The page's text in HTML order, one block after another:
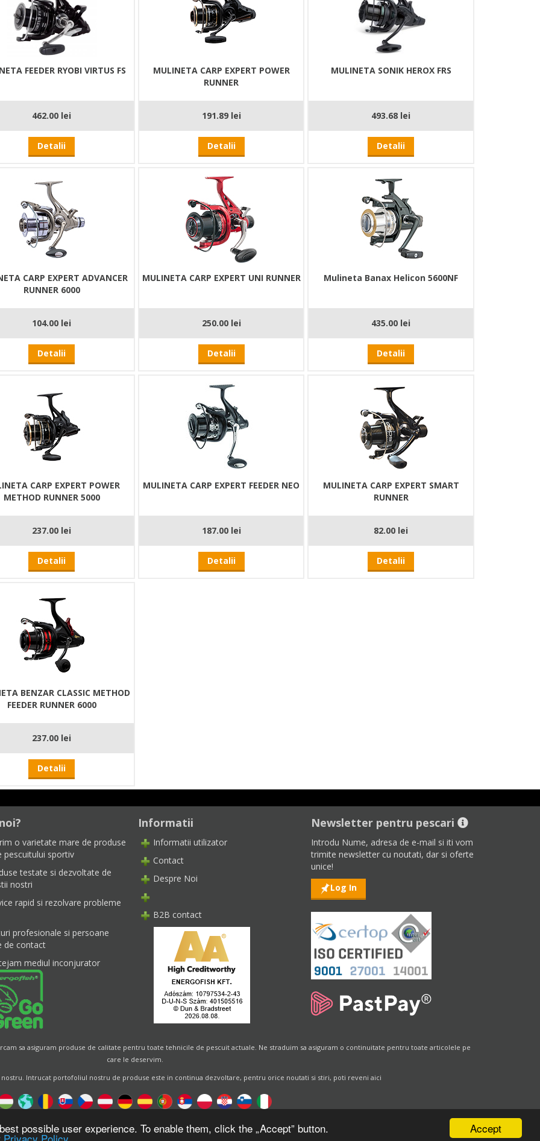
Accept
possible user experience. To enable them, click the „Accept” button.
FEEDER RYOBI VIRTUS FS
462.00 lei
Detalii
MULINETA CARP EXPERT POWER
RUNNER
191.89 lei
Detalii
MULINETA SONIK HEROX FRS
493.68 lei
Detalii
CARP EXPERT ADVANCER
RUNNER 6000
104.00 lei
Detalii
MULINETA CARP EXPERT UNI RUNNER
250.00 lei
Detalii
Mulineta Banax Helicon 5600NF
435.00 lei
Detalii
CARP EXPERT POWER
METHOD RUNNER 5000
237.00 lei
Detalii
MULINETA CARP EXPERT FEEDER NEO
187.00 lei
Detalii
MULINETA CARP EXPERT SMART
RUNNER
82.00 lei
Detalii
BENZAR CLASSIC METHOD
FEEDER RUNNER 6000
237.00 lei
Detalii
o varietate mare de produse
pescuitului sportiv
testate si dezvoltate de
nostri
rapid si rezolvare probleme
profesionale si persoane
de contact
mediul inconjurator
Informatii
Informatii utilizator
Contact
Despre Noi
B2B contact
Newsletter pentru pescari
Introdu Nume, adresa de e-mail si iti vom
trimite newsletter cu noutati, dar si oferte
unice!
Log In
sa asiguram produse de calitate pentru toate tehnicile de pescuit actuale. Ne straduim sa asiguram o continuitate pentru toate articolele pe
care le deservim.
Intrucat portofoliul nostru de produse este in continua dezvoltare, pentru orice noutati si stiri, poti reveni aici
Energofish Kft